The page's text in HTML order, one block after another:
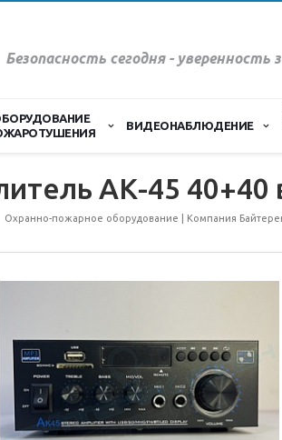
Безопасность сегодня - уверенность
ВИДЕОНАБЛЮДЕНИЕ
АК-45 40+40
Охранно-пожарное оборудование | Компания